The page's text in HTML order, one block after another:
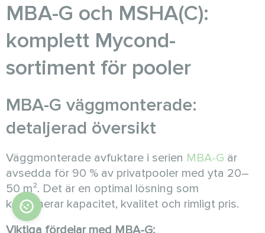
MBA-G och MSHA(C):
komplett Mycond-
sortiment för pooler
MBA-G väggmonterade:
detaljerad översikt
Väggmonterade avfuktare i serien MBA-G är
avsedda för 90 % av privatpooler med yta 20–
50 m². Det är en optimal lösning som
kombinerar kapacitet, kvalitet och rimligt pris.
Viktiga fördelar med MBA-G: